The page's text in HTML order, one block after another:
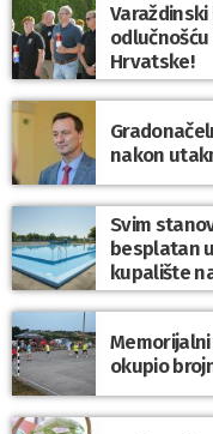
Hrvatske!
nakon
Svim
besplatan
kupalište
okupio